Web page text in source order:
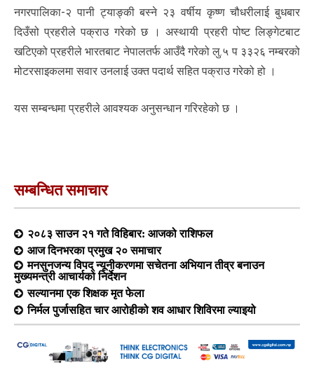
नगरपालिका-२ पानी ट्याङ्की बस्ने २३ वर्षीय कृष्ण चौधरीलाई बुधबार
दिउँसो प्रहरीले पक्राउ गरेको छ । अस्थायी प्रहरी पोष्ट लिङ्गेटबाट
खटिएको प्रहरीले भारतबाट नेपालतर्फ आउँदै गरेको लु.५ प ३३२६ नम्बरको
मोटरसाइकलमा सवार उनलाई उक्त पदार्थ सहित पक्राउ गरेको हो ।
यस सम्बन्धमा प्रहरीले आवश्यक अनुसन्धान गरिरहेको छ ।
सम्बन्धित समाचार
२०८३ साउन २१ गते विहिबार: आजको राशिफल
आज दिनभरका प्रमुख २० समाचार
मनसुनजन्य विपद् न्यूनीकरणमा सचेतना अभियान तीव्र बनाउन
मुख्यमन्त्री आचार्यको निर्देशन
सल्यानमा एक शिक्षक मृत फेला
निर्मल पुर्जासहित चार आरोहीको शव आधार शिविरमा ल्याइयो